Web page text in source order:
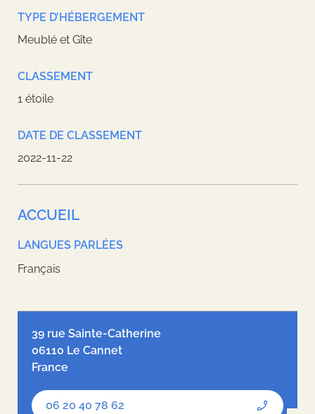
TYPE D’HÉBERGEMENT
Meublé et Gîte
CLASSEMENT
1 étoile
DATE DE CLASSEMENT
2022-11-22
ACCUEIL
LANGUES PARLÉES
Français
39 rue Sainte-Catherine
06110 Le Cannet
France
06 20 40 78 62